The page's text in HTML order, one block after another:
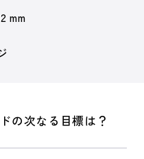
mm
の次なる目標は？